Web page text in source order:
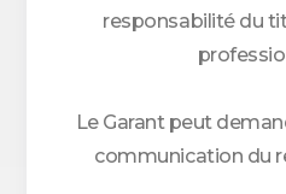
responsabilité du
Le Garant peut
communication du